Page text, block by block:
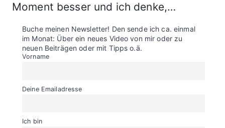
Moment besser und ich denke,…
Buche meinen Newsletter! Den sende ich ca. einmal
im Monat: Über ein neues Video von mir oder zu
neuen Beiträgen oder mit Tipps o.ä.
Vorname
Deine Emailadresse
Ich bin